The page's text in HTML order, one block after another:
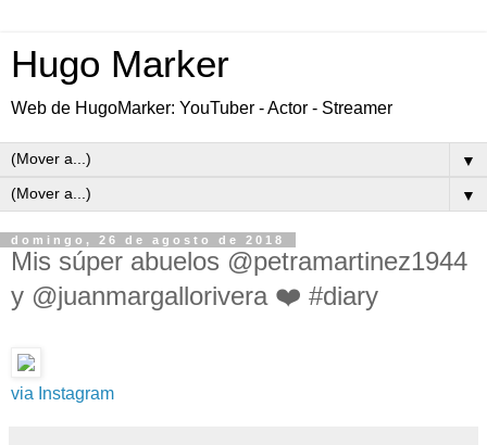
Hugo Marker
Web de HugoMarker: YouTuber - Actor - Streamer
▼
▼
domingo, 26 de agosto de 2018
Mis súper abuelos @petramartinez1944
y @juanmargallorivera ❤️ #diary
via Instagram